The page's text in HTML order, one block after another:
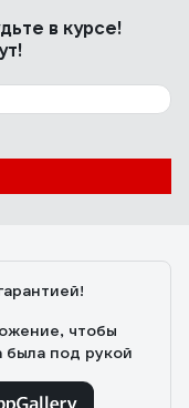
в курсе!
чтобы
была под рукой